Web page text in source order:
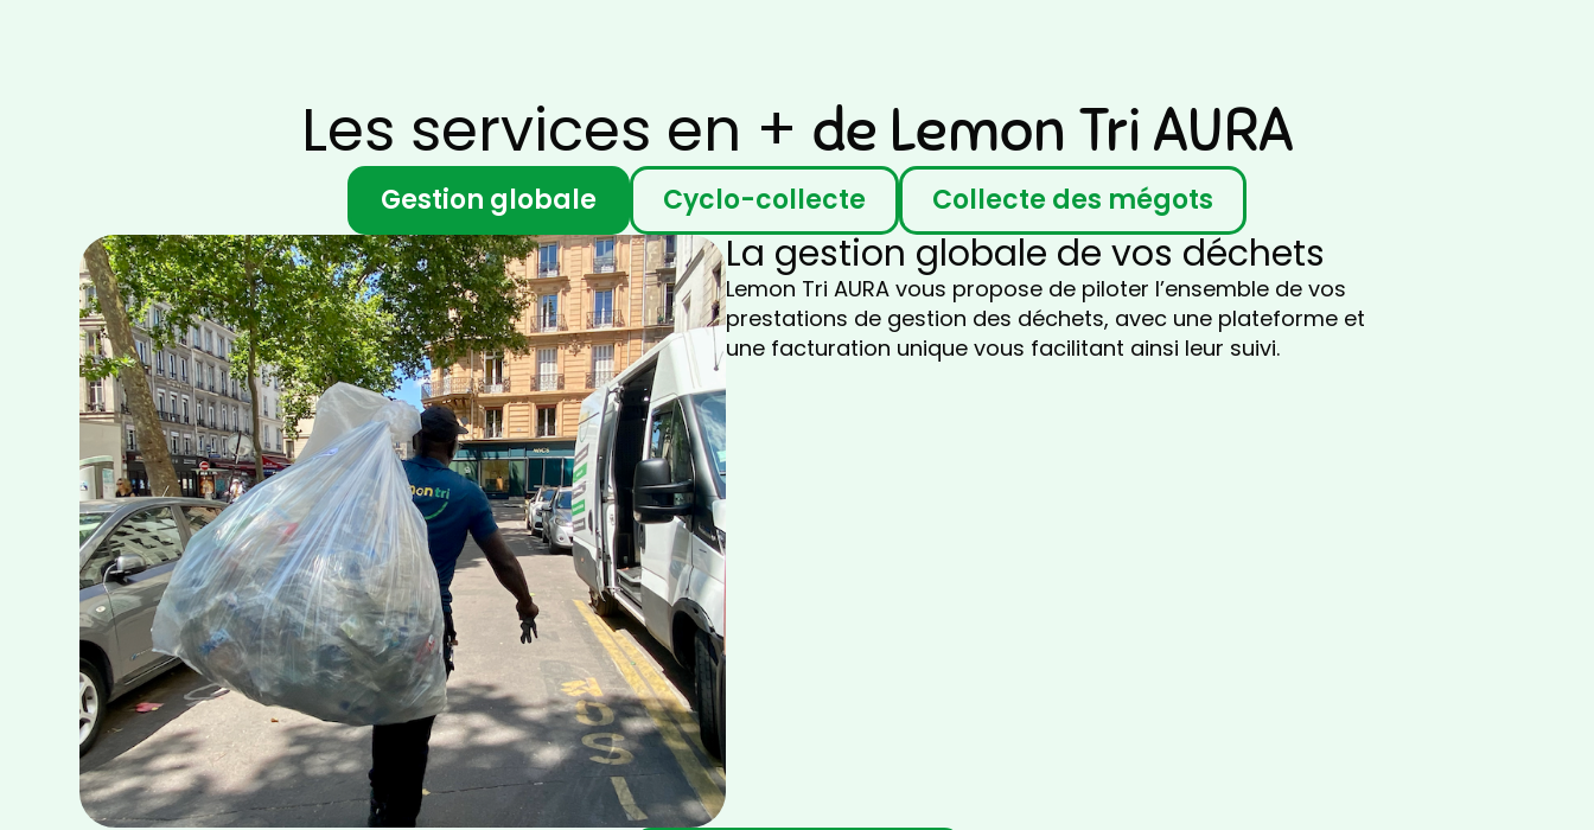
Les services en + de Lemon Tri AURA
Gestion globale Cyclo-collecte Collecte des mégots
La gestion globale de vos déchets
Lemon Tri AURA vous propose de piloter l’ensemble de vos
prestations de gestion des déchets, avec une plateforme et
une facturation unique vous facilitant ainsi leur suivi.